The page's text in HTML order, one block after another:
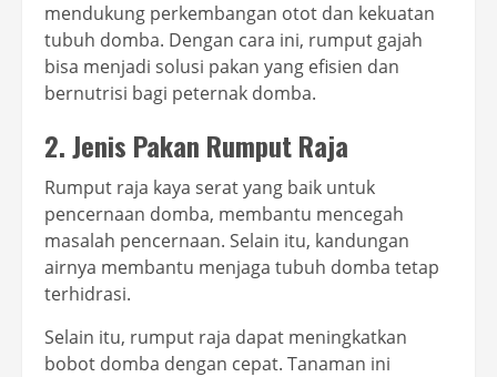
mendukung perkembangan otot dan kekuatan
tubuh domba. Dengan cara ini, rumput gajah
bisa menjadi solusi pakan yang efisien dan
bernutrisi bagi peternak domba.
2. Jenis Pakan Rumput Raja
Rumput raja kaya serat yang baik untuk
pencernaan domba, membantu mencegah
masalah pencernaan. Selain itu, kandungan
airnya membantu menjaga tubuh domba tetap
terhidrasi.
Selain itu, rumput raja dapat meningkatkan
bobot domba dengan cepat. Tanaman ini